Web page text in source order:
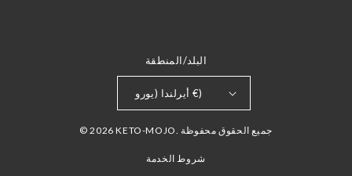
البلد/المنطقة
أيرلندا (يورو €)
© 2026 KETO-MOJO. جميع الحقوق محفوظة
شروط الخدمة